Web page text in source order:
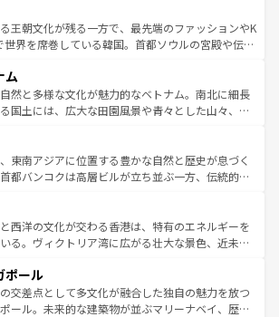
に味わってほしい。 なお、新着のハワイ情報
ンツ一覧を参照してほしい。
クティビティも充実しており、サーフィンやダイ
ハイキングなど、アウトドア好きにはたまらな
ストラリアの多彩な魅力を存分に味わいつくそ
ほしい。
ひつな山岳地帯である台湾東部など、都市の喧騒
静けさが共存しており、訪れる人に新しい発見と
たらしてくれる。また、奥深い台湾の食文化も魅
いと評判のスイーツなど、バラエティ豊かな料理
が味わえる。 なお、新着の台湾情報は コンテンツ一覧を参
しい。
王朝文化が残る一方で、最先端のファッションやK
世界を席巻している韓国。首都ソウルの宮殿や伝統
に足を延ばせば四季折々の自然美を楽しむことが
そして、キムチや焼肉、絶品のストリートフード
まざまな韓国料理が待っている。夜には、韓国な
包まれながら、韓国の多彩な魅力を心ゆくまで味
わってみてほしい。 なお、新着の韓国情報はコンテンツ一
してほしい。
ム
然と多様な文化が魅力的なベトナム。南北に細長
国土には、広大な田園風景や青々とした山々、世
展と共に伝統が息づく。ハノイの古い町並みやホ
市のフランス統治時代の建物も、独特の雰囲気を
ている。また、バラエティの豊かさとおいしさで
ォーやバインミー、ベトナムコーヒーなどは、ぜ
味わいたい。どの地域を訪れてもあたたかい人々
を迎えてくれるので、きっと忘れられない旅にな
ほしい。
東南アジアに位置する豊かな自然と歴史が息づく
都バンコクは高層ビルが立ち並ぶ一方、伝統的な
交差している。北部ではチェンマイなどの山岳地
と触れ合い、南部ではプーケットやクラビの美し
でリゾート気分を楽しむことができる。タイ料理
気候は一年中温暖で、どの季節にも異なる楽しみ
いる。親しみやすいタイの人々、仏教を中心とし
そして多様な観光資源が、訪れる旅人を魅了し続
西洋の文化が交わる香港は、特有のエネルギーを
る。ヴィクトリア湾に広がる壮大な景色、近未来
を訪れても感動するはず。観光スポットが密集し
効率よく見どころを回れるのも魅力。息をのむよ
から文化的な体験まで、香港を存分に楽しみ尽く
ポール
交差点として多文化が融合した独自の魅力を放つ
ール。未来的な建築物が並ぶマリーナベイ、歴史